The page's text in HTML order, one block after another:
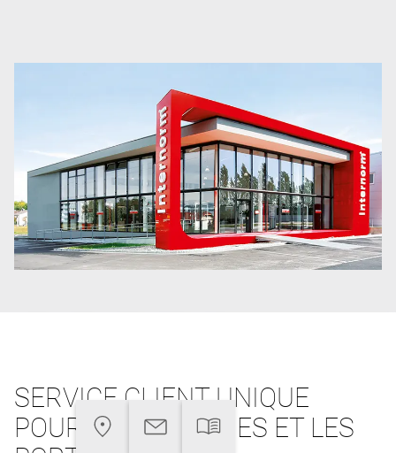
SERVICE CLIENT UNIQUE
POUR LES FENÊTRES ET LES